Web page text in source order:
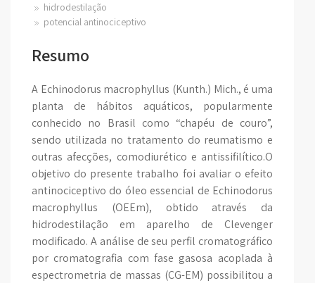
hidrodestilação
potencial antinociceptivo
Resumo
A Echinodorus macrophyllus (Kunth.) Mich., é uma
planta de hábitos aquáticos, popularmente
conhecido no Brasil como “chapéu de couro”,
sendo utilizada no tratamento do reumatismo e
outras afecções, comodiurético e antissifilítico.O
objetivo do presente trabalho foi avaliar o efeito
antinociceptivo do óleo essencial de Echinodorus
macrophyllus (OEEm), obtido através da
hidrodestilação em aparelho de Clevenger
modificado. A análise de seu perfil cromatográfico
por cromatografia com fase gasosa acoplada à
espectrometria de massas (CG-EM) possibilitou a